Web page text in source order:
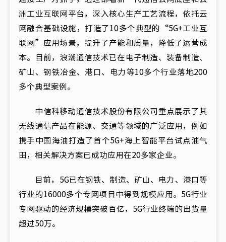
洲工业互联网平台，深入核心生产工艺流程，依托云
网融合基础设施，打造了10多个典型的“5G+工业互
联网”应用场景，提升了产能和质量，降低了运营成
本。目前，浪潮通信技术已在电子制造、装备制造、
矿山、钢铁冶金、港口、电力等10多个行业落地200
多个典型案例。
中信科移动通信技术股份有限公司重点展示了其
无线通信产品在能源、交通等领域的广泛应用，例如
携手中国海油打造了首个5G+海上智能平台试点油气
田，相关解决方案已成功应用在20多家企业。
目前，5G已在钢铁、制造、矿山、电力、港口等
行业的16000多个专网项目中得到规模应用。5G行业
专网驱动的经济规模突破百亿，5G行业终端的出货量
超过50万。